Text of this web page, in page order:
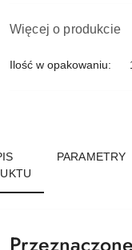
Więcej o produkcie
Ilość w opakowaniu:
PARAMETRY